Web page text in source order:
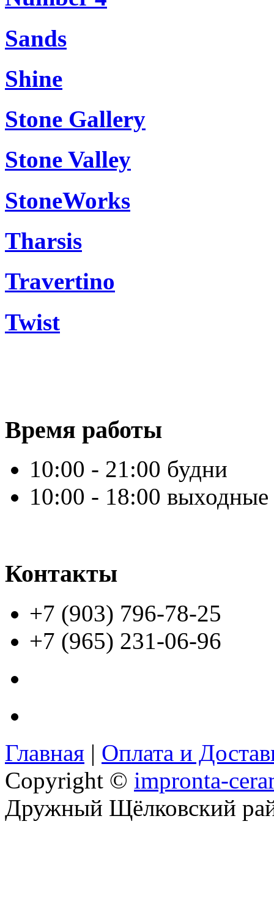
Sands
Shine
Stone Gallery
Stone Valley
StoneWorks
Tharsis
Travertino
Twist
Время работы
10:00 - 21:00 будни
10:00 - 18:00 выходные
Контакты
+7 (903) 796-78-25
+7 (965) 231-06-96
Главная | Оплата и
Copyright © impronta-
Дружный Щёлковский